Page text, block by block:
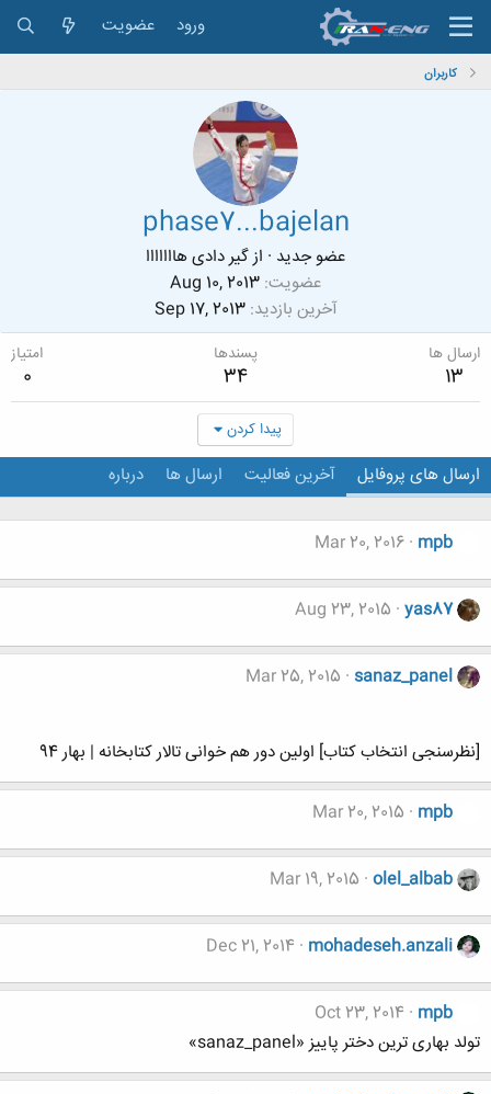
ورود عضویت
کاربران
phase7...bajelan
عضو جدید · ازگیر دادی هااااااا
عضویت Aug 10, 2013
آخرین بازدید Sep 17, 2013
ارسال ها
13
پسندها
34
امتیاز
0
پیدا کردن
ارسال های پروفایل آخرین فعالیت ارسال ها درباره
mpb
Mar 20, 2016
yas87
Aug 23, 2015
sanaz_panel
Mar 25, 2015
[نظرسنجی انتخاب کتاب] اولین دور هم خوانی تالار کتابخانه | بهار 94
mpb
Mar 20, 2015
olel_albab
Mar 19, 2015
mohadeseh.anzali
Dec 21, 2014
mpb
Oct 23, 2014
تولد بهاری ترین دختر پاییز «sanaz_panel»